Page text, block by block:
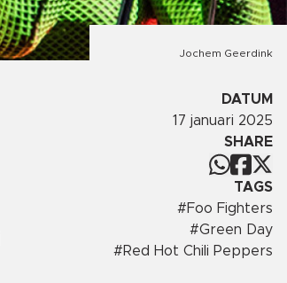
Jochem Geerdink
DATUM
17 januari 2025
SHARE
TAGS
#Foo Fighters
#Green Day
#Red Hot Chili Peppers